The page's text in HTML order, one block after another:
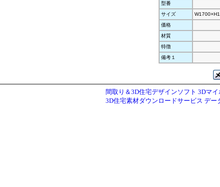
型番
サイズ
価格
材質
特徴
備考１
間取り＆3D住宅デザインソフト 3Dマ
3D住宅素材ダウンロードサービス デー